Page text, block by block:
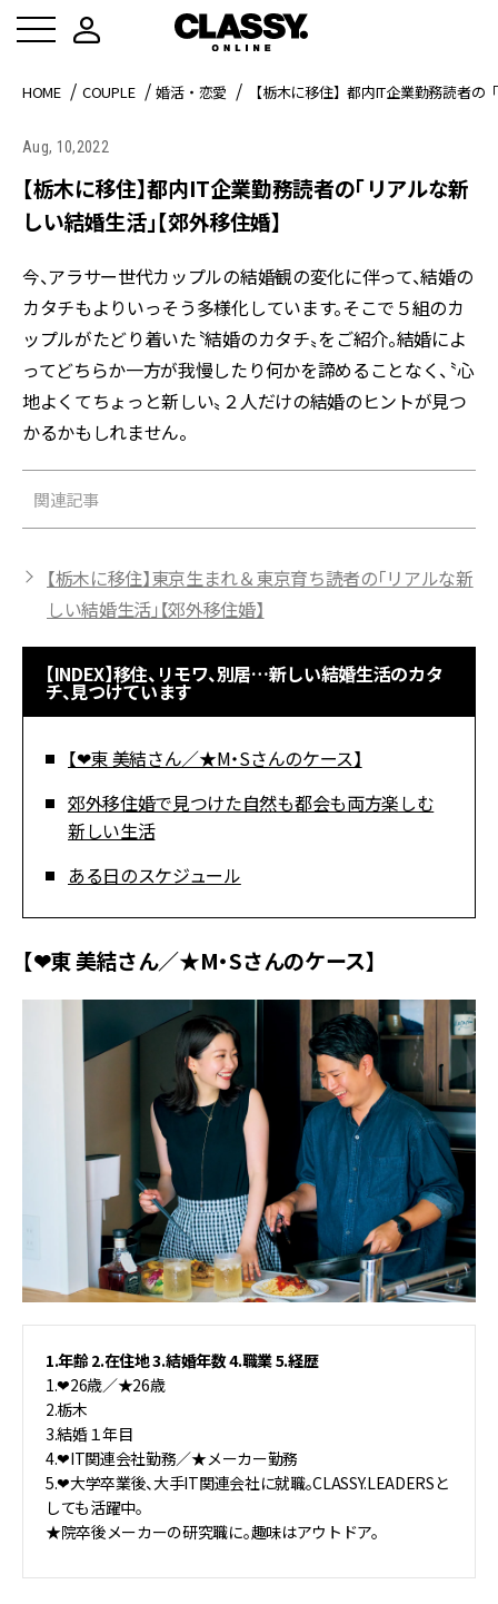
HOME COUPLE 婚活・恋愛 【栃木に移住】都内IT企業勤務読者
Aug, 10,2022
【栃木に移住】都内IT企業勤務読者の「リアルな新
しい結婚生活」【郊外移住婚】
今、アラサー世代カップルの結婚観の変化に伴って、結婚の
カタチもよりいっそう多様化しています。そこで５組のカ
ップルがたどり着いた〝結婚のカタチ〟をご紹介。結婚によ
ってどちらか一方が我慢したり何かを諦めることなく、〝心
地よくてちょっと新しい〟２人だけの結婚のヒントが見つ
かるかもしれません。
関連記事
【栃木に移住】東京生まれ＆東京育ち読者の「リアルな新
しい結婚生活」【郊外移住婚】
【INDEX】移住、リモワ、別居…新しい結婚生活のカタ
チ、見つけています
【❤︎東 美結さん／★M・Sさんのケース】
郊外移住婚で見つけた自然も都会も両方楽しむ
新しい生活
ある日のスケジュール
【❤︎東 美結さん／★M・Sさんのケース】
1.年齢 2.在住地 3.結婚年数 4.職業 5.経歴
1.❤︎26歳／★26歳
2.栃木
3.結婚１年目
4.❤︎IT関連会社勤務／★メーカー勤務
5.❤︎大学卒業後、大手IT関連会社に就職。CLASSY.LEADERSと
しても活躍中。
★院卒後メーカーの研究職に。趣味はアウトドア。